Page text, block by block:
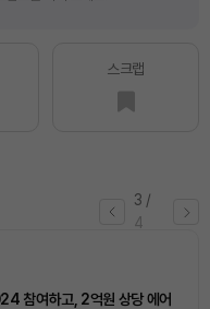
스크랩
4 /
4
회차